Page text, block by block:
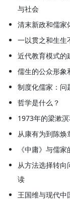
与社会
清末新政和儒家
一以贯之和生生
近代教育模式的
儒生的公众形象
制度化儒家：问
哲学是什么？
1973年的梁漱
从康有为到陈
《中庸》与儒家
从方法选择转
读
王国维与现代中